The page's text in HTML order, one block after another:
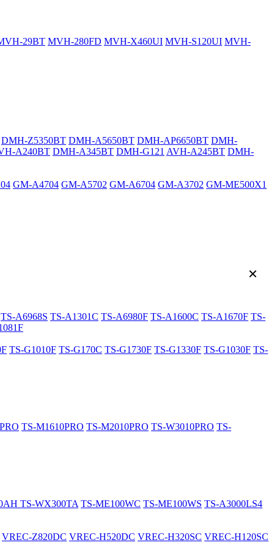
29BT MVH-280FD MVH-X460UI MVH-S120UI MVH-
DMH-Z5350BT DMH-A5650BT DMH-AP6650BT DMH-
A240BT DMH-A345BT DMH-G121 AVH-A245BT DMH-
GM-A4704 GM-A5702 GM-A6704 GM-A3702 GM-ME500X1
TS-A6968S TS-A1301C TS-A6980F TS-A1600C TS-A1670F TS-
TS-G1010F TS-G170C TS-G1730F TS-G1330F TS-G1030F TS-
TS-M1610PRO TS-M2010PRO TS-W3010PRO TS-
TS-WX300TA TS-ME100WC TS-ME100WS TS-A3000LS4
VREC-Z820DC VREC-H520DC VREC-H320SC VREC-H120SC
✕